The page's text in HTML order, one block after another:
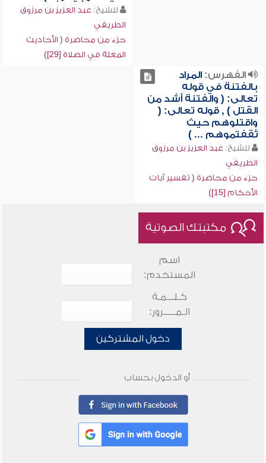
للشيخ: عبد العزيز بن مرزوق
الطريفي
جزء من محاضرة ( الأحاديث
المعلة في الصلاة [29])
الفهرس:المراد
بالفتنة في قوله
تعالى: ( والفتنة أشد من
القتل ) , قوله تعالى: (
واقتلوهم حيث
ثقفتموهم ... )
للشيخ: عبد العزيز بن مرزوق
الطريفي
جزء من محاضرة ( تفسير آيات
الأحكام [15])
مكتبتك الصوتية
اسم
المستخدم:
كـلـــمـة
الـمـــــرور:
دخول المشتركين
أو الدخول بحساب